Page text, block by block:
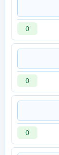
0
0
0